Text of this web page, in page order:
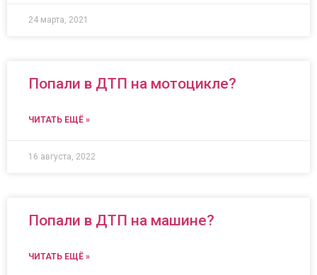
24 марта, 2021
Попали в ДТП на мотоцикле?
ЧИТАТЬ ЕЩЁ »
16 августа, 2022
Попали в ДТП на машине?
ЧИТАТЬ ЕЩЁ »